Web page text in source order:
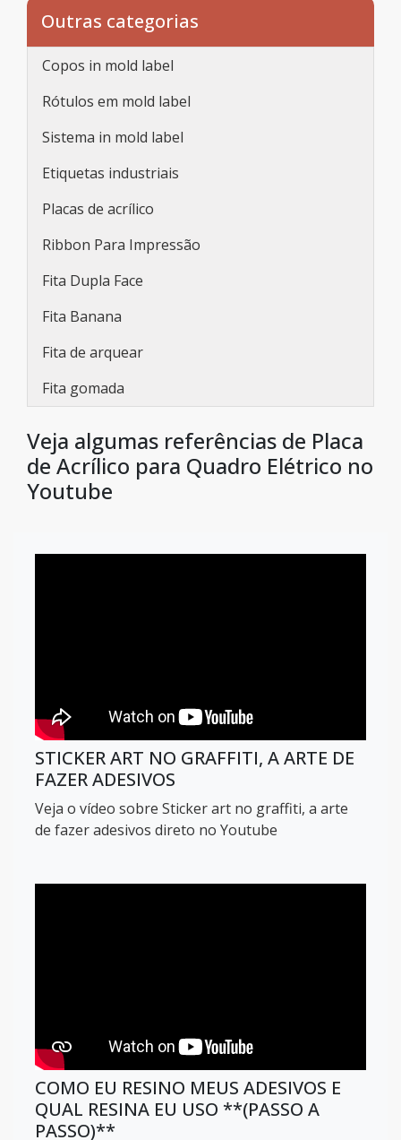
Outras categorias
Copos in mold label
Rótulos em mold label
Sistema in mold label
Etiquetas industriais
Placas de acrílico
Ribbon Para Impressão
Fita Dupla Face
Fita Banana
Fita de arquear
Fita gomada
Veja algumas referências de Placa
de Acrílico para Quadro Elétrico no
Youtube
STICKER ART NO GRAFFITI, A ARTE DE
FAZER ADESIVOS
Veja o vídeo sobre Sticker art no graffiti, a arte
de fazer adesivos direto no Youtube
COMO EU RESINO MEUS ADESIVOS E
QUAL RESINA EU USO **(PASSO A
PASSO)**